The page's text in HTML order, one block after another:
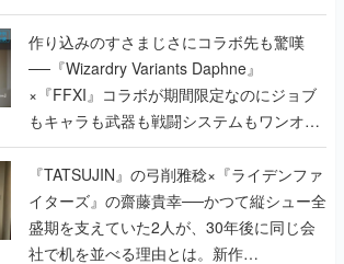
作り込みのすさまじさにコラボ先も驚嘆
──『Wizardry Variants Daphne』
×『FFXI』コラボが期間限定なのにジョブ
もキャラも武器も戦闘システムもワンオフ
で作り込まれた理由を両ディレクターに聞
く
『TATSUJIN』の弓削雅稔×『ライデンファ
イターズ』の齋藤貴幸──かつて縦シュー全
盛期を支えていた2人が、30年後に同じ会
社で机を並べる理由とは。新作